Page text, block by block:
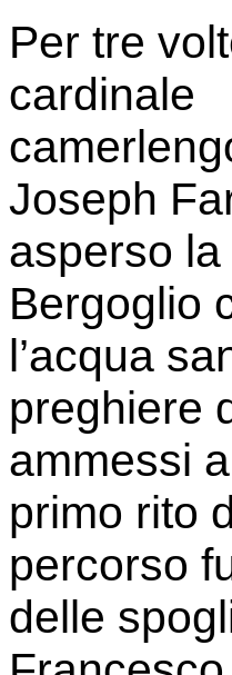
Per tre
cardinale
Joseph
asperso
Bergoglio
l’acqua
preghiere
ammessi
primo rito
percorso
delle